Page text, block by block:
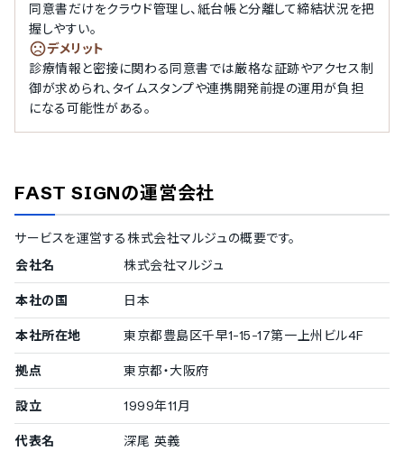
同意書だけをクラウド管理し、紙台帳と分離して締結状況を把
握しやすい。
デメリット
診療情報と密接に関わる同意書では厳格な証跡やアクセス制
御が求められ、タイムスタンプや連携開発前提の運用が負担
になる可能性がある。
FAST SIGNの運営会社
サービスを運営する株式会社マルジュの概要です。
会社名
株式会社マルジュ
本社の国 日本
本社所在地 東京都豊島区千早1-15-17第一上州ビル4F
拠点 東京都・大阪府
設立 1999年11月
代表名 深尾 英義